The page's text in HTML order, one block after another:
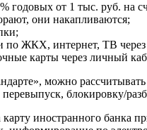
годовых от 1 тыс. руб. на
они накапливаются;
по ЖКХ, интернет, ТВ
карты через личный
можно
блокировку/
иностранного банка